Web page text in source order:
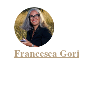
Francesca Gori